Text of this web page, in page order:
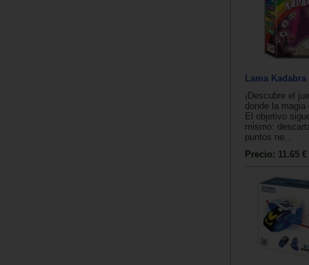
Lama Kadabra
¡Descubre el
donde la
El objetivo
mismo:
puntos ne...
Precio: 11.65 €